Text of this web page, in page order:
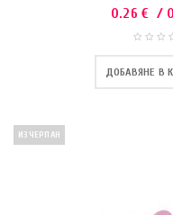
0.26€ /
ДОБАВЯНЕ В
ИЗЧЕРПАН